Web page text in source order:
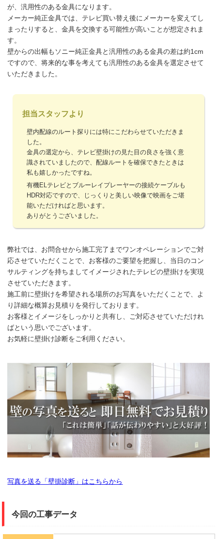
が、汎用性のある金具になります。
メーカー純正金具では、テレビ買い替え後にメーカーを変えてし
まったりすると、金具を交換する可能性が高いことが想定されま
す。
壁からの出幅もソニー純正金具と汎用性のある金具の差は約1cm
ですので、将来的な事を考えても汎用性のある金具を選定させて
いただきました。
担当スタッフより
壁内配線のルート探りには特にこだわらせていただきま
した。
金具の選定から、テレビ壁掛けの見た目の良さを強く意
識されていましたので、配線ルートを確保できたときは
私も嬉しかったですね。
有機ELテレビとブルーレイプレーヤーの接続ケーブルも
HDR対応ですので、じっくりと美しい映像で映画をご堪
能いただければと思います。
ありがとうございました。
弊社では、お問合せから施工完了までワンオペレーションでご対
応させていただくことで、お客様のご要望を把握し、当日のコン
サルティングを持ちましてイメージされたテレビの壁掛けを実現
させていただきます。
施工前に壁掛けを希望される場所のお写真をいただくことで、よ
り詳細な概算お見積りを発行しております。
お客様とイメージをしっかりと共有し、ご対応させていただけれ
ばという思いでございます。
お気軽に壁掛け診断をご利用ください。
写真を送る「壁掛診断」はこちらから
今回の工事データ